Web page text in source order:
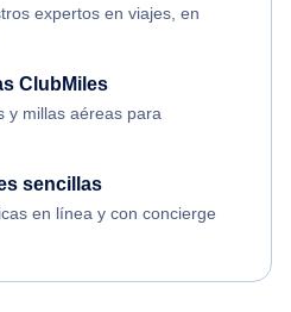
expertos en viajes, en
ClubMiles
y millas aéreas para
sencillas
en línea y con concierge